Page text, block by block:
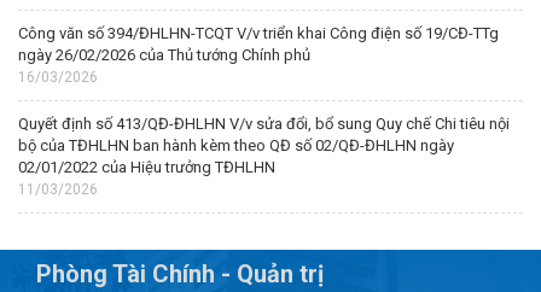
Công văn số 394/ĐHLHN-TCQT V/v triển khai Công điện số 19/CĐ-TTg
ngày 26/02/2026 của Thủ tướng Chính phủ
16/03/2026
Quyết định số 413/QĐ-ĐHLHN V/v sửa đổi, bổ sung Quy chế Chi tiêu nội
bộ của TĐHLHN ban hành kèm theo QĐ số 02/QĐ-ĐHLHN ngày
02/01/2022 của Hiệu trưởng TĐHLHN
11/03/2026
Phòng Tài Chính - Quản trị